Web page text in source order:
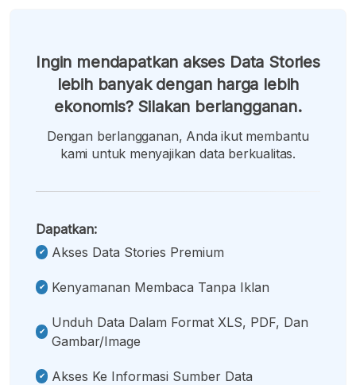
Ingin mendapatkan akses Data Stories
lebih banyak dengan harga lebih
ekonomis? Silakan berlangganan.
Dengan berlangganan, Anda ikut membantu
kami untuk menyajikan data berkualitas.
Dapatkan:
Akses Data Stories Premium
Kenyamanan Membaca Tanpa Iklan
Unduh Data Dalam Format XLS, PDF, Dan
Gambar/image
Akses Ke Informasi Sumber Data